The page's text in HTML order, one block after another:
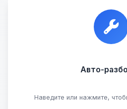
Авто-
Наведите или нажмите,
Прием автомобилей для
любом
Сдать на